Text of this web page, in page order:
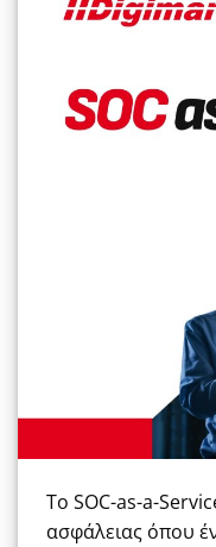
Το SOC-as-a-
ασφάλειας όπου